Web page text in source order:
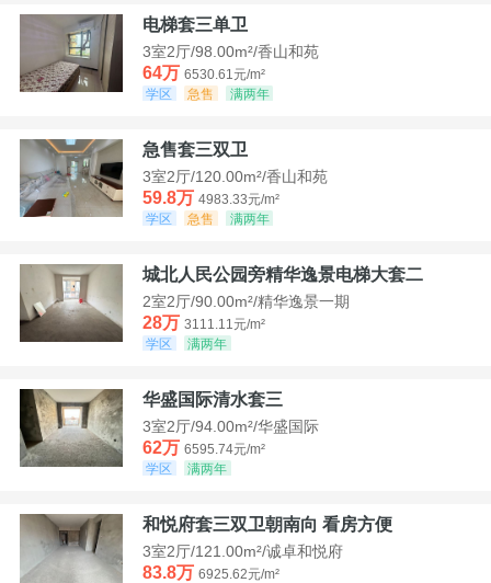
电梯套三单卫
3室2厅/98.00m²/香山和苑
64万 6530.61元/m²
学区
急售 满两年
急售套三双卫
3室2厅/120.00m²/香山和苑
59.8万 4983.33元/m²
学区
急售 满两年
城北人民公园旁精华逸景电梯大套二
2室2厅/90.00m²/精华逸景一期
28万 3111.11元/m²
学区
满两年
华盛国际清水套三
3室2厅/94.00m²/华盛国际
62万 6595.74元/m²
学区
满两年
和悦府套三双卫朝南向 看房方便
3室2厅/121.00m²/诚卓和悦府
83.8万 6925.62元/m²